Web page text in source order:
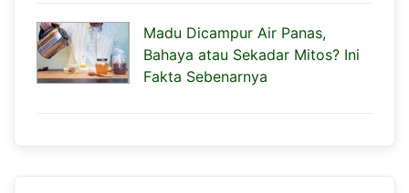
Madu Dicampur Air Panas,
Bahaya atau Sekadar Mitos? Ini
Fakta Sebenarnya